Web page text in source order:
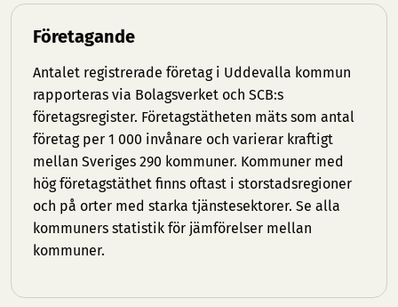
Företagande
Antalet registrerade företag i Uddevalla kommun
rapporteras via Bolagsverket och SCB:s
företagsregister. Företagstätheten mäts som antal
företag per 1 000 invånare och varierar kraftigt
mellan Sveriges 290 kommuner. Kommuner med
hög företagstäthet finns oftast i storstadsregioner
och på orter med starka tjänstesektorer. Se alla
kommuners statistik för jämförelser mellan
kommuner.